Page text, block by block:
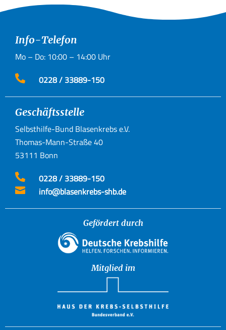
Info-Telefon
Mo – Do: 10:00 – 14:00 Uhr
 0228 / 33889-150
Geschäftsstelle
Selbsthilfe-Bund Blasenkrebs e.V.
Thomas-Mann-Straße 40
53111 Bonn
 0228 / 33889-150
 info@blasenkrebs-shb.de
Gefördert durch
Mitglied im